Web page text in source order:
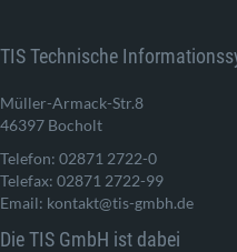
TIS Technische
Müller-Armack-Str.8
46397 Bocholt
Telefon: 02871 2722-0
Telefax: 02871 2722-99
Email: kontakt@tis-gmbh.de
Die TIS GmbH ist dabei